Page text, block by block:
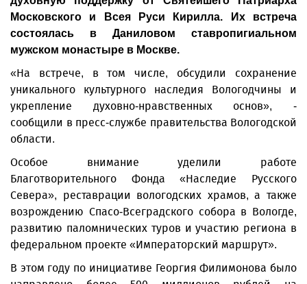
Московского и Всея Руси Кирилла. Их встреча
состоялась в Даниловом ставропигиальном
мужском монастыре в Москве.
«На встрече, в том числе, обсудили сохранение
уникального культурного наследия Вологодчины и
укрепление духовно-нравственных основ», -
сообщили в пресс-службе правительства Вологодской
области.
Особое внимание уделили работе
Благотворительного Фонда «Наследие Русского
Севера», реставрации вологодских храмов, а также
возрождению Спасо-Всеградского собора в Вологде,
развитию паломнических туров и участию региона в
федеральном проекте «Императорский маршрут».
В этом году по инициативе Георгия Филимонова было